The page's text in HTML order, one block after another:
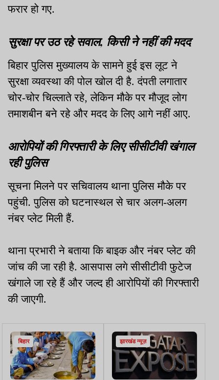
फरार हो गए.
सुरक्षा पर उठ रहे सवाल, किसी ने नहीं की मदद
बिहार पुलिस मुख्यालय के सामने हुई इस लूट ने
सुरक्षा व्यवस्था की पोल खोल दी है. दंपती लगातार
चोर-चोर चिल्लाते रहे, लेकिन मौके पर मौजूद लोग
तमाशबीन बने रहे और मदद के लिए आगे नहीं आए.
आरोपियों की गिरफ्तारी के लिए सीसीटीवी खंगाल
रही पुलिस
सूचना मिलने पर सचिवालय थाना पुलिस मौके पर
पहुंची. पुलिस को घटनास्थल से चार अलग-अलग
नंबर प्लेट मिली हैं.
थाना प्रभारी ने बताया कि बाइक और नंबर प्लेट की
जांच की जा रही है. आसपास लगे सीसीटीवी फुटेज
खंगाले जा रहे हैं और जल्द ही आरोपियों की गिरफ्तारी
की जाएगी.
बिहार झारखंड न्यूज़